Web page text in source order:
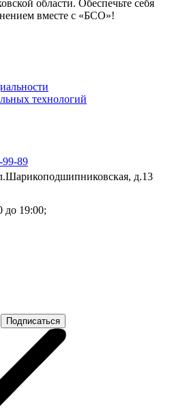
области. Обеспечьте себя
вместе с «БСО»!
технологий
99-89
д.13
до 19:00;
Подписаться